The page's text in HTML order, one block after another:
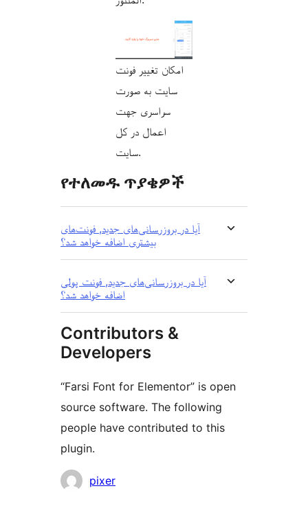
امکان تغییر فونت
سایت به صورت
سراسری جهت
اعمال در کل
سایت.
የተለመዱ ጥያቄዎች
آیا در بروزرسانی‌های جدید, فونت‌های
بیشتری اضافه خواهد شد؟
آیا در بروزرسانی‌های جدید, فونت پولی
اضافه خواهد شد؟
Contributors &
Developers
“Farsi Font for Elementor” is open
source software. The following
people have contributed to this
plugin.
Contributors
pixer